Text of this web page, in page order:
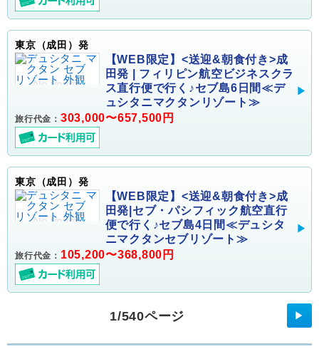
東京（成田）発
【WEB限定】<送迎&朝食付き>成
田発 | フィリピン航空ビジネスクラ
ス直行便で行く♪セブ島6日間≪デ
ュシタニマクタンリゾート≫
旅行代金： 303,000〜657,500円
東京（成田）発
【WEB限定】<送迎&朝食付き>成
田発|セブ・パシフィック航空直行
便で行く♪セブ島4日間≪デュシタ
ニマクタンセブリゾート≫
旅行代金： 105,200〜368,800円
1/540ページ ▶